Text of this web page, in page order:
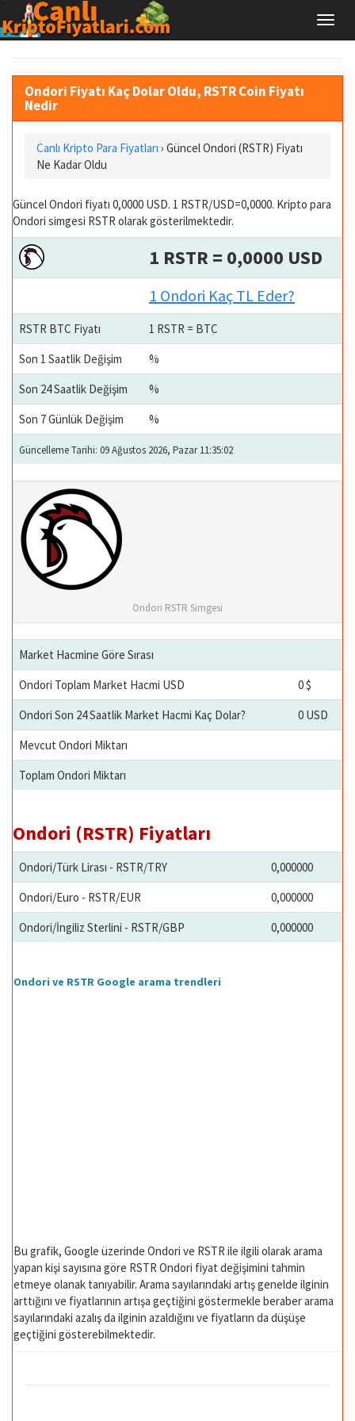
Ondori Fiyatı Kaç Dolar Oldu, RSTR Coin Fiyatı
Nedir
Canlı Kripto Para Fiyatları › Güncel Ondori (RSTR) Fiyatı
Ne Kadar Oldu
Güncel Ondori fiyatı 0,0000 USD. 1 RSTR/USD=0,0000. Kripto para
Ondori simgesi RSTR olarak gösterilmektedir.
1 RSTR = 0,0000 USD
1 Ondori Kaç TL Eder?
RSTR BTC Fiyatı
1 RSTR = BTC
Son 1 Saatlik Değişim
%
Son 24 Saatlik Değişim
%
Son 7 Günlük Değişim
%
Güncelleme Tarihi: 09 Ağustos 2026, Pazar 11:35:02
Ondori RSTR Simgesi
Market Hacmine Göre Sırası
Ondori Toplam Market Hacmi USD
0 $
Ondori Son 24 Saatlik Market Hacmi Kaç Dolar?
0 USD
Mevcut Ondori Miktarı
Toplam Ondori Miktarı
Ondori (RSTR) Fiyatları
Ondori/Türk Lirası - RSTR/TRY
0,000000
Ondori/Euro - RSTR/EUR
0,000000
Ondori/İngiliz Sterlini - RSTR/GBP
0,000000
Ondori ve RSTR Google arama trendleri
Bu grafik, Google üzerinde Ondori ve RSTR ile ilgili olarak arama
yapan kişi sayısına göre RSTR Ondori fiyat değişimini tahmin
etmeye olanak tanıyabilir. Arama sayılarındaki artış genelde ilginin
arttığını ve fiyatlarının artışa geçtiğini göstermekle beraber arama
sayılarındaki azalış da ilginin azaldığını ve fiyatların da düşüşe
geçtiğini gösterebilmektedir.